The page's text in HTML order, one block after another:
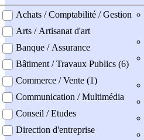
professionel
Achats / Comptabilité / Gestion
Arts / Artisanat d'art
Banque / Assurance
Bâtiment / Travaux Publics (6)
Commerce / Vente (1)
Communication / Multimédia
Conseil / Etudes
Direction d'entreprise